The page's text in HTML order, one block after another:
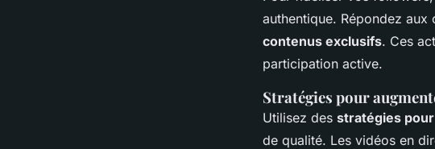
authentique. Répondez
contenus exclusifs. Ces
participation active.
Stratégies pour
Utilisez des stratégies
de qualité. Les vidéos en